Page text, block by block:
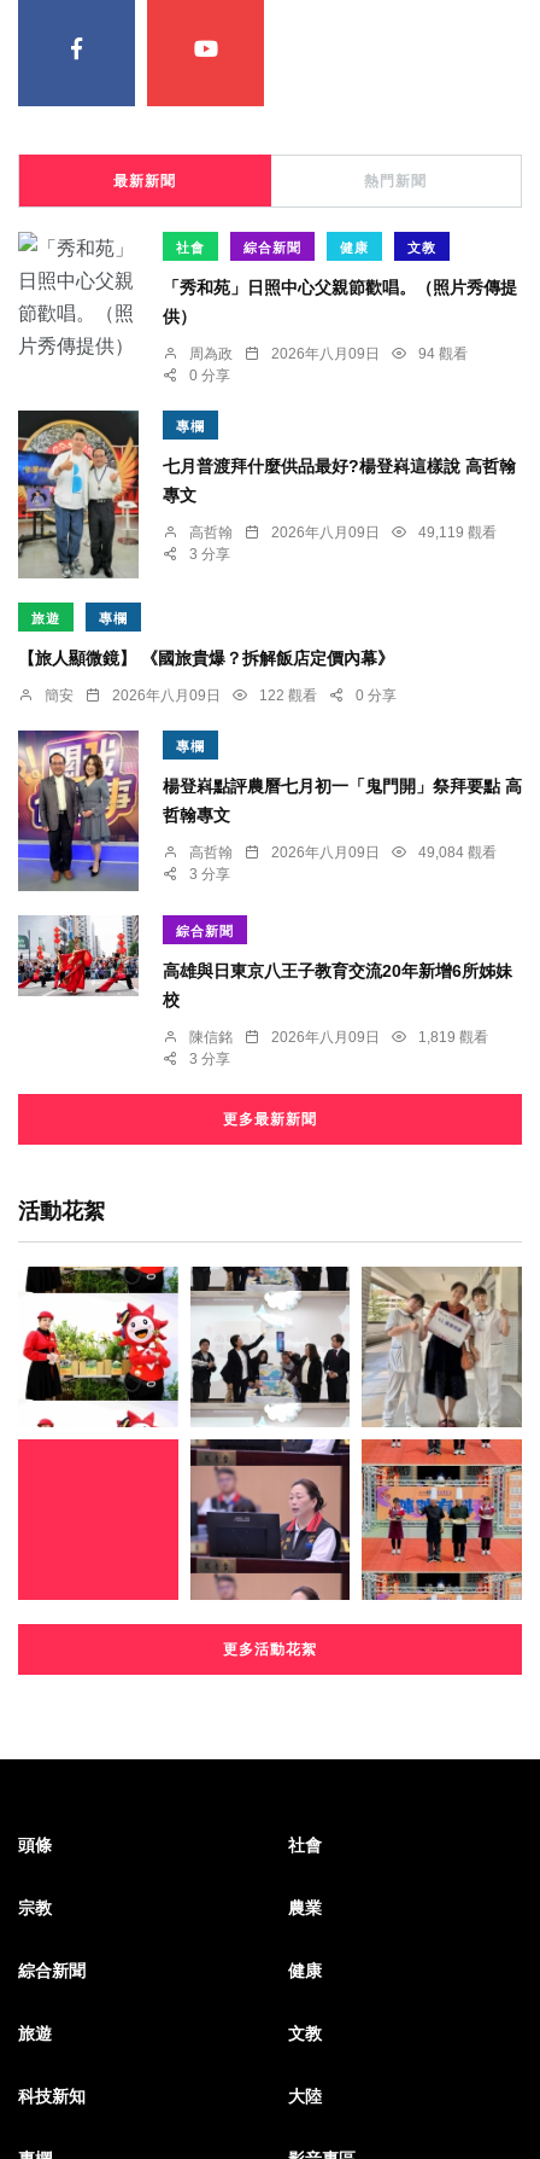
最新新聞 熱門新聞
社會 綜合新聞 健康 文教
「秀和苑」日照中心父親節歡唱。（照片秀傳提
供）
周為政 2026年八月09日
94 觀看
0 分享
專欄
七月普渡拜什麼供品最好?楊登嵙這樣說 高哲翰
專文
高哲翰 2026年八月09日
49,119 觀看
3 分享
旅遊 專欄
【旅人顯微鏡】 《國旅貴爆？拆解飯店定價內幕》
簡安 2026年八月09日 122 觀看 0 分享
專欄
楊登嵙點評農曆七月初一「鬼門開」祭拜要點 高
哲翰專文
高哲翰 2026年八月09日
49,084 觀看
3 分享
綜合新聞
高雄與日東京八王子教育交流20年新增6所姊妹
校
陳信銘 2026年八月09日
1,819 觀看
3 分享
更多最新新聞
活動花絮
更多活動花絮
頭條 社會
宗教 農業
綜合新聞 健康
旅遊 文教
科技新知 大陸